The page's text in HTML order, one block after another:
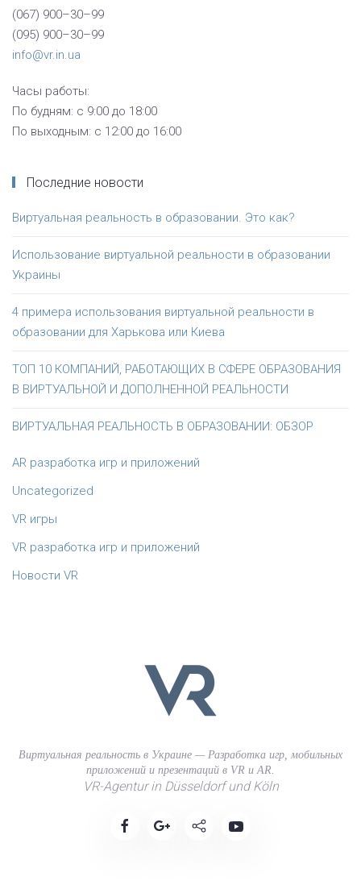
(067) 900–30–99
(095) 900–30–99
info@vr.in.ua
Часы работы:
По будням: с 9:00 до 18:00
По выходным: с 12:00 до 16:00
Последние новости
Виртуальная реальность в образовании. Это как?
Использование виртуальной реальности в образовании
Украины
4 примера использования виртуальной реальности в
образовании для Харькова или Киева
ТОП 10 КОМПАНИЙ, РАБОТАЮЩИХ В СФЕРЕ ОБРАЗОВАНИЯ
В ВИРТУАЛЬНОЙ И ДОПОЛНЕННОЙ РЕАЛЬНОСТИ
ВИРТУАЛЬНАЯ РЕАЛЬНОСТЬ В ОБРАЗОВАНИИ: ОБЗОР
AR разработка игр и приложений
Uncategorized
VR игры
VR разработка игр и приложений
Новости VR
Виртуальная реальность в Украине — Разработка игр, мобильных
приложений и презентаций в VR и AR.
VR-Agentur in Düsseldorf und Köln